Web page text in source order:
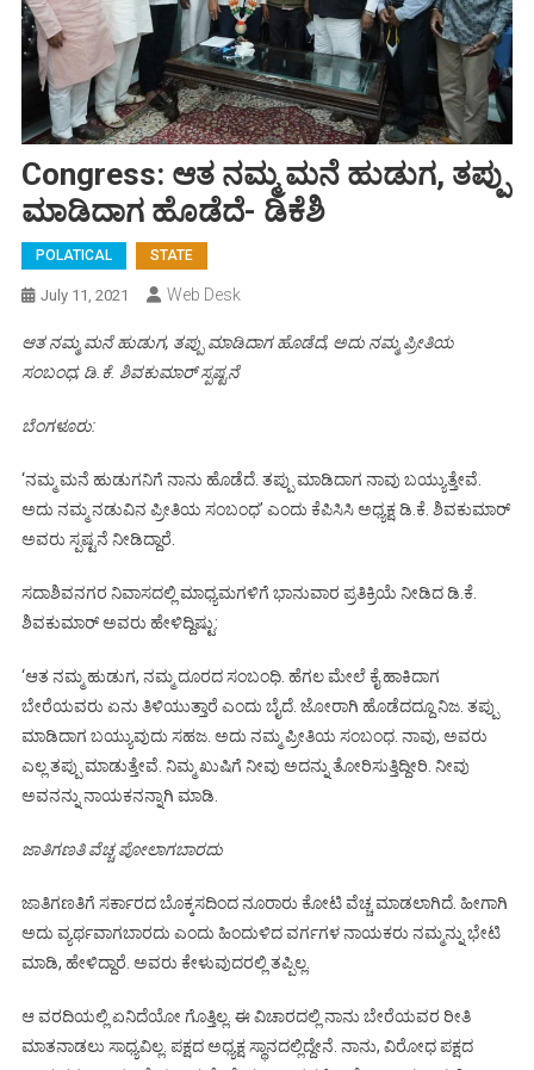
Congress: ಆತ ನಮ್ಮ ಮನೆ ಹುಡುಗ, ತಪ್ಪು
ಮಾಡಿದಾಗ ಹೊಡೆದೆ- ಡಿಕೆಶಿ
POLATICAL STATE
July 11, 2021 Web Desk
ಆತ ನಮ್ಮ ಮನೆ ಹುಡುಗ, ತಪ್ಪು ಮಾಡಿದಾಗ ಹೊಡೆದೆ, ಅದು ನಮ್ಮ ಪ್ರೀತಿಯ
ಸಂಬಂಧ; ಡಿ.ಕೆ. ಶಿವಕುಮಾರ್ ಸ್ಪಷ್ಟನೆ
ಬೆಂಗಳೂರು:
‘ನಮ್ಮ ಮನೆ ಹುಡುಗನಿಗೆ ನಾನು ಹೊಡೆದೆ. ತಪ್ಪು ಮಾಡಿದಾಗ ನಾವು ಬಯ್ಯುತ್ತೇವೆ.
ಅದು ನಮ್ಮ ನಡುವಿನ ಪ್ರೀತಿಯ ಸಂಬಂಧ’ ಎಂದು ಕೆಪಿಸಿಸಿ ಅಧ್ಯಕ್ಷ ಡಿ.ಕೆ. ಶಿವಕುಮಾರ್
ಅವರು ಸ್ಪಷ್ಟನೆ ನೀಡಿದ್ದಾರೆ.
ಸದಾಶಿವನಗರ ನಿವಾಸದಲ್ಲಿ ಮಾಧ್ಯಮಗಳಿಗೆ ಭಾನುವಾರ ಪ್ರತಿಕ್ರಿಯೆ ನೀಡಿದ ಡಿ.ಕೆ.
ಶಿವಕುಮಾರ್ ಅವರು ಹೇಳಿದ್ದಿಷ್ಟು:
‘ಆತ ನಮ್ಮ ಹುಡುಗ, ನಮ್ಮ ದೂರದ ಸಂಬಂಧಿ. ಹೆಗಲ ಮೇಲೆ ಕೈ ಹಾಕಿದಾಗ
ಬೇರೆಯವರು ಏನು ತಿಳಿಯುತ್ತಾರೆ ಎಂದು ಬೈದೆ. ಜೋರಾಗಿ ಹೊಡೆದದ್ದೂ ನಿಜ. ತಪ್ಪು
ಮಾಡಿದಾಗ ಬಯ್ಯುವುದು ಸಹಜ. ಅದು ನಮ್ಮ ಪ್ರೀತಿಯ ಸಂಬಂಧ. ನಾವು, ಅವರು
ಎಲ್ಲ ತಪ್ಪು ಮಾಡುತ್ತೇವೆ. ನಿಮ್ಮ ಖುಷಿಗೆ ನೀವು ಅದನ್ನು ತೋರಿಸುತ್ತಿದ್ದೀರಿ. ನೀವು
ಅವನನ್ನು ನಾಯಕನನ್ನಾಗಿ ಮಾಡಿ.
ಜಾತಿಗಣತಿ ವೆಚ್ಚ ಪೋಲಾಗಬಾರದು
ಜಾತಿಗಣತಿಗೆ ಸರ್ಕಾರದ ಬೊಕ್ಕಸದಿಂದ ನೂರಾರು ಕೋಟಿ ವೆಚ್ಚ ಮಾಡಲಾಗಿದೆ. ಹೀಗಾಗಿ
ಅದು ವ್ಯರ್ಥವಾಗಬಾರದು ಎಂದು ಹಿಂದುಳಿದ ವರ್ಗಗಳ ನಾಯಕರು ನಮ್ಮನ್ನು ಭೇಟಿ
ಮಾಡಿ, ಹೇಳಿದ್ದಾರೆ. ಅವರು ಕೇಳುವುದರಲ್ಲಿ ತಪ್ಪಿಲ್ಲ.
ಆ ವರದಿಯಲ್ಲಿ ಏನಿದೆಯೋ ಗೊತ್ತಿಲ್ಲ. ಈ ವಿಚಾರದಲ್ಲಿ ನಾನು ಬೇರೆಯವರ ರೀತಿ
ಮಾತನಾಡಲು ಸಾಧ್ಯವಿಲ್ಲ. ಪಕ್ಷದ ಅಧ್ಯಕ್ಷ ಸ್ಥಾನದಲ್ಲಿದ್ದೇನೆ. ನಾನು, ವಿರೋಧ ಪಕ್ಷದ